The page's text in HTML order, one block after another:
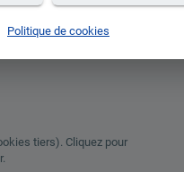
tiers). Cliquez pour
Politique de cookies